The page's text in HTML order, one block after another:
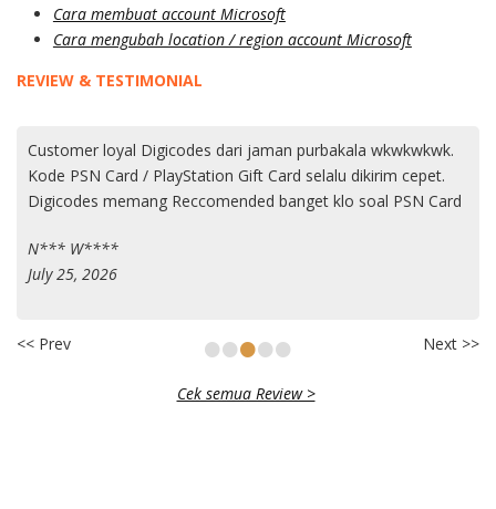
Cara membuat account Microsoft
Cara mengubah location / region account Microsoft
REVIEW & TESTIMONIAL
Customer loyal Digicodes dari jaman purbakala wkwkwkwk.
Kode PSN Card / PlayStation Gift Card selalu dikirim cepet.
Digicodes memang Reccomended banget klo soal PSN Card
N*** W****
July 25, 2026
<< Prev ••••• Next >>
Cek semua Review >